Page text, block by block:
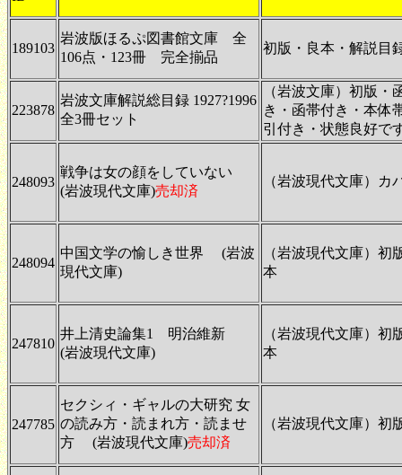
189103
岩波版ほるぷ図書館文庫 全
106点・123冊 完全揃品
初版・良本・解説目
223878
岩波文庫解説総目録 1927?1996
全3冊セット
（岩波文庫）初版・
き・函帯付き・本体
引付き・状態良好で
248093
戦争は女の顔をしていない
(岩波現代文庫)売却済
（岩波現代文庫）カ
248094
中国文学の愉しき世界 (岩波
現代文庫)
（岩波現代文庫）初
本
247810
井上清史論集1 明治維新
(岩波現代文庫)
（岩波現代文庫）初
本
247785
セクシィ・ギャルの大研究 女
の読み方・読まれ方・読ませ
方 (岩波現代文庫)売却済
（岩波現代文庫）初